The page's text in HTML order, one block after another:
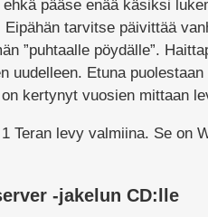
pääse enää käsiksi
tarvitse päivittää
”puhtaalle pöydälle”.
uudelleen. Etuna
kertynyt vuosien mittaan
Teran levy valmiina. Se on
-jakelun CD:lle